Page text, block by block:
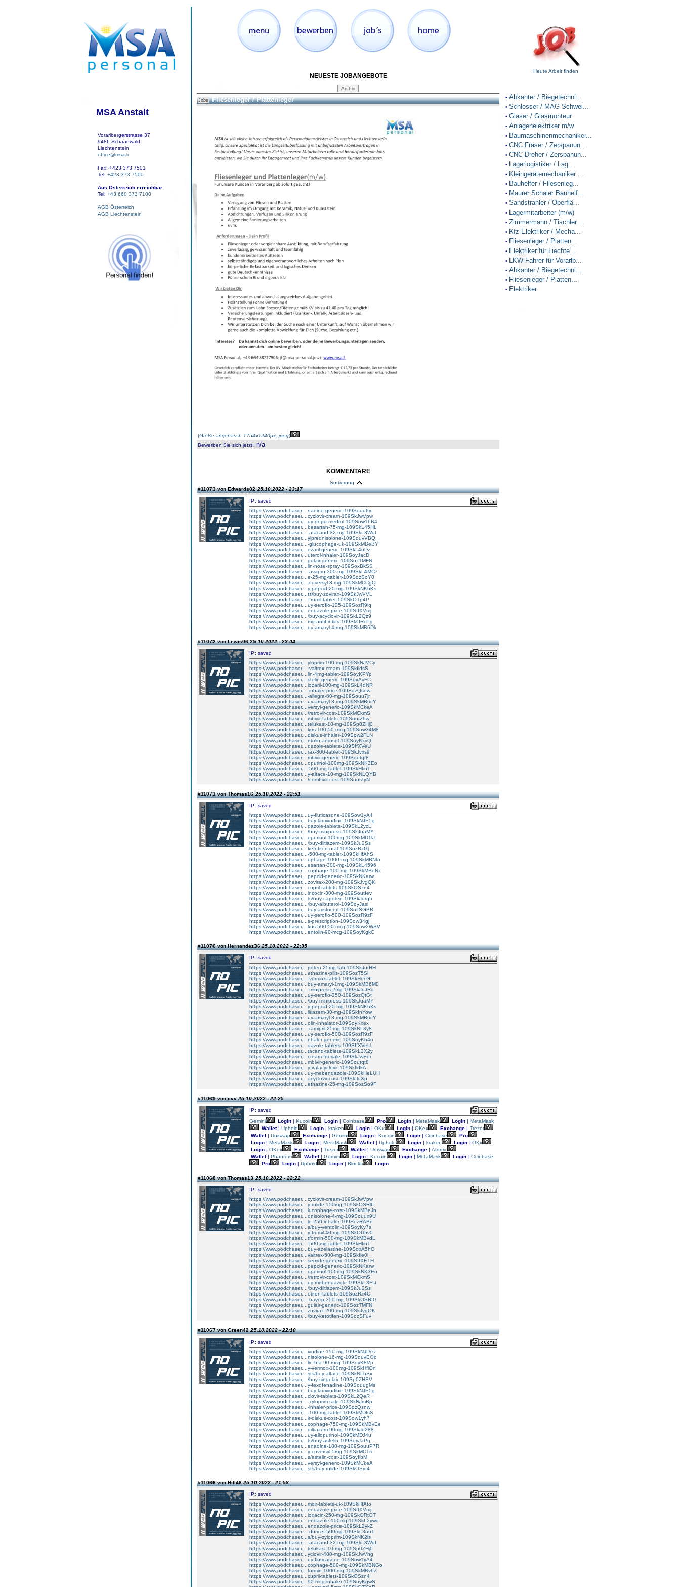
MSA Anstalt
Vorarlbergerstrasse 37
9486 Schaanwald
Liechtenstein
office@msa.li
Fax: +423 373 7501
Tel: +423 373 7500
Aus Österreich erreichbar
Tel: +43 660 373 7100
AGB Österreich
AGB Liechtenstein
NEUESTE JOBANGEBOTE
Jobs Fliesenleger / Plattenleger
(Größe angepasst: 1754x1240px, jpeg)
Bewerben Sie sich jetzt: n/a
KOMMENTARE
Sortierung:
#11073 von Edwards0225.10.2022 - 23:17
IP: saved
https://www.podchaser....nadine-generic-109Souufty
https://www.podchaser....cyclovir-cream-109SkJwVpw
https://www.podchaser....uy-depo-medrol-109Sow1hB4
https://www.podchaser....besartan-75-mg-109SkL45HL
https://www.podchaser....-atacand-32-mg-109SkL3Wqf
https://www.podchaser....ylprednisolone-109SouvVBQ
https://www.podchaser....-glucophage-uk-109SkMBeBY
https://www.podchaser....ozaril-generic-109SkL4uDz
https://www.podchaser....uterol-inhaler-109SoyJacD
https://www.podchaser....gulair-generic-109SozTMFN
https://www.podchaser....lin-nose-spray-109SoxBkSS
https://www.podchaser....-avapro-300-mg-109SkL4MC7
https://www.podchaser....e-25-mg-tablet-109SozSoY0
https://www.podchaser....-coversyl-8-mg-109SkMCCgQ
https://www.podchaser....y-pepcid-20-mg-109SkNKbKs
https://www.podchaser....ts/buy-zovirax-109SkJwVVL
https://www.podchaser....-frumil-tablet-109SkOTp4P
https://www.podchaser....uy-seroflo-125-109SozR9iq
https://www.podchaser....endazole-price-109SffXVmj
https://www.podchaser..../buy-acyclovir-109SkL2Qz9
https://www.podchaser....mg-antibiotics-109SkORcPg
https://www.podchaser....uy-amaryl-4-mg-109SkMB6Dk
#11072 von Lewis0625.10.2022 - 23:04
IP: saved
https://www.podchaser....yloprim-100-mg-109SkNJVCy
https://www.podchaser....-valtrex-cream-109SkIldsS
https://www.podchaser....lin-4mg-tablet-109SoyKPYp
https://www.podchaser....stelin-generic-109SoxAvFC
https://www.podchaser....lozaril-100-mg-109SkL4dNR
https://www.podchaser....-inhaler-price-109SozQsnw
https://www.podchaser....-allegra-60-mg-109Souu7jr
https://www.podchaser....uy-amaryl-3-mg-109SkMB6cY
https://www.podchaser....versyl-generic-109SkMCkeA
https://www.podchaser..../retrovir-cost-109SkMCkmS
https://www.podchaser....mbivir-tablets-109SoutZhw
https://www.podchaser....telukast-10-mg-109Sp0ZHj0
https://www.podchaser....kus-100-50-mcg-109Sow34M8
https://www.podchaser....diskus-inhaler-109Sow2FLN
https://www.podchaser....ntolin-aerosol-109SoyKxvQ
https://www.podchaser....dazole-tablets-109SffXVeU
https://www.podchaser....rax-800-tablet-109SkJvxs9
https://www.podchaser....mbivir-generic-109Soutqt8
https://www.podchaser....opurinol-100mg-109SkNK3Eo
https://www.podchaser....-500-mg-tablet-109SkHfinT
https://www.podchaser....y-altace-10-mg-109SkNLQYB
https://www.podchaser..../combivir-cost-109SoutZyN
#11071 von Thomas1625.10.2022 - 22:51
IP: saved
https://www.podchaser....uy-fluticasone-109Sow1yA4
https://www.podchaser....buy-lamivudine-109SkNJE5g
https://www.podchaser....dazole-tablets-109SkL2ycL
https://www.podchaser..../buy-minipress-109SkJuaMY
https://www.podchaser....opurinol-100mg-109SkMD1lJ
https://www.podchaser..../buy-diltiazem-109SkJu2Ss
https://www.podchaser....ketotifen-oral-109SozRzGj
https://www.podchaser....-500-mg-tablet-109SkHfAhS
https://www.podchaser....ophage-1000-mg-109SkMBNfa
https://www.podchaser....esartan-300-mg-109SkL4596
https://www.podchaser....cophage-100-mg-109SkMBeNz
https://www.podchaser....pepcid-generic-109SkNKarw
https://www.podchaser....zovirax-200-mg-109SkJvgQK
https://www.podchaser....cupril-tablets-109SkOSzn4
https://www.podchaser....incocin-300-mg-109SoutIev
https://www.podchaser....ts/buy-capoten-109SkJurg5
https://www.podchaser..../buy-albuterol-109SoyJasi
https://www.podchaser....buy-aristocort-109SozSGBR
https://www.podchaser....uy-seroflo-500-109SozR9zF
https://www.podchaser....s-prescription-109Sow34gj
https://www.podchaser....kus-500-50-mcg-109Sow2WSV
https://www.podchaser....entolin-90-mcg-109SoyKgkC
#11070 von Hernandez3625.10.2022 - 22:35
IP: saved
https://www.podchaser....poten-25mg-tab-109SkJurHH
https://www.podchaser....ethazine-pills-109SozT5Si
https://www.podchaser....-vermox-tablet-109SkHecGf
https://www.podchaser....buy-amaryl-1mg-109SkMB6M0
https://www.podchaser....-minipress-2mg-109SkJuJRo
https://www.podchaser....uy-seroflo-250-109SozQtGt
https://www.podchaser..../buy-minipress-109SkJuaMY
https://www.podchaser....y-pepcid-20-mg-109SkNKbKs
https://www.podchaser....iltiazem-30-mg-109SkInYow
https://www.podchaser....uy-amaryl-3-mg-109SkMB6cY
https://www.podchaser....olin-inhalator-109SoyKxex
https://www.podchaser....-ramipril-25mg-109SkNL8y8
https://www.podchaser....uy-seroflo-500-109SozR9zF
https://www.podchaser....nhaler-generic-109SoyKh4o
https://www.podchaser....dazole-tablets-109SffXVeU
https://www.podchaser....tacand-tablets-109SkL3X2y
https://www.podchaser....cream-for-sale-109SkJwEei
https://www.podchaser....mbivir-generic-109Soutqt8
https://www.podchaser....y-valacyclovir-109SkIldkA
https://www.podchaser....uy-mebendazole-109SkHeLUH
https://www.podchaser....acyclovir-cost-109SkIldXp
https://www.podchaser....ethazine-25-mg-109SozSo9F
#11069 von cvv25.10.2022 - 22:25
IP: saved
Gemini
Login | Kucoin Login | Coinbase Pro Login | MetaMask Login | MetaMask
Wallet| Uphold Login | kraken Login | OKx Login | OKex Exchange | Trezor
Wallet| Uniswap Exchange | Gemini Login | Kucoin Login | Coinbase
Pro
Login | MetaMask Login | MetaMask Wallet| Uphold Login | kraken Login | OKx
Login | OKex Exchange | Trezor Wallet| Uniswap Exchange | Atomic
Wallet| Phantom Wallet| Gemini Login | Kucoin Login | MetaMask Login | Coinbase
Pro
Login | Uphold Login | Blockfi Login
#11068 von Thomas1325.10.2022 - 22:22
IP: saved
https://www.podchaser....cyclovir-cream-109SkJwVpw
https://www.podchaser....y-rulide-150mg-109SkOSRl6
https://www.podchaser....lucophage-cost-109SkMBeJn
https://www.podchaser....dnisolone-4-mg-109Souux9U
https://www.podchaser....lo-250-inhaler-109SozRABd
https://www.podchaser....s/buy-ventolin-109SoyKy7s
https://www.podchaser....y-frumil-40-mg-109SkOU5v0
https://www.podchaser....tformin-500-mg-109SkMBvdL
https://www.podchaser....-500-mg-tablet-109SkHfinT
https://www.podchaser....buy-azelastine-109SoxA5hO
https://www.podchaser....valtrex-500-mg-109SkIle0l
https://www.podchaser....semide-generic-109SffXETH
https://www.podchaser....pepcid-generic-109SkNKarw
https://www.podchaser....opurinol-100mg-109SkNK3Eo
https://www.podchaser..../retrovir-cost-109SkMCkmS
https://www.podchaser....uy-mebendazole-109SkL3FfJ
https://www.podchaser..../buy-diltiazem-109SkJu2Ss
https://www.podchaser....otifen-tablets-109SozRz4C
https://www.podchaser....-baycip-250-mg-109SkOSRIG
https://www.podchaser....gulair-generic-109SozTMFN
https://www.podchaser....zovirax-200-mg-109SkJvgQK
https://www.podchaser..../buy-ketotifen-109SozSFuv
#11067 von Green4225.10.2022 - 22:10
IP: saved
https://www.podchaser....ivudine-150-mg-109SkNJDcs
https://www.podchaser....nisolone-16-mg-109SouvEOo
https://www.podchaser....lin-hfa-90-mcg-109SoyK8Vp
https://www.podchaser....y-vermox-100mg-109SkHfiOn
https://www.podchaser....sts/buy-altace-109SkNLhSx
https://www.podchaser..../buy-singulair-109Sp0ZHSV
https://www.podchaser....y-fexofenadine-109SouugMs
https://www.podchaser....buy-lamivudine-109SkNJE5g
https://www.podchaser....clovir-tablets-109SkL2QeR
https://www.podchaser....-zyloprim-sale-109SkNJmBp
https://www.podchaser....-inhaler-price-109SozQsnw
https://www.podchaser....-100-mg-tablet-109SkMDIsS
https://www.podchaser....ir-diskus-cost-109Sow1yh7
https://www.podchaser....cophage-750-mg-109SkMBvEe
https://www.podchaser....diltiazem-90mg-109SkJu288
https://www.podchaser....uy-allopurinol-109SkMDJ4u
https://www.podchaser....ts/buy-astelin-109SoyJaPg
https://www.podchaser....enadine-180-mg-109SouuP7R
https://www.podchaser....y-coversyl-5mg-109SkMCTrc
https://www.podchaser....s/astelin-cost-109SoyIlbM
https://www.podchaser....versyl-generic-109SkMCkeA
https://www.podchaser....sts/buy-rulide-109SkOSio4
#11066 von Hill4825.10.2022 - 21:58
IP: saved
https://www.podchaser....mox-tablets-uk-109SkHfAto
https://www.podchaser....endazole-price-109SffXVmj
https://www.podchaser....loxacin-250-mg-109SkORtOT
https://www.podchaser....endazole-100mg-109SkL2ywq
https://www.podchaser....endazole-price-109SkL2ykZ
https://www.podchaser....-duricef-500mg-109SkL3o61
https://www.podchaser....s/buy-zyloprim-109SkNK2ls
https://www.podchaser....-atacand-32-mg-109SkL3Wqf
https://www.podchaser....telukast-10-mg-109Sp0ZHj0
https://www.podchaser....yclovir-400-mg-109SkJwVhg
https://www.podchaser....uy-fluticasone-109Sow1yA4
https://www.podchaser....cophage-500-mg-109SkMBNGo
https://www.podchaser....formin-1000-mg-109SkMBvhZ
https://www.podchaser....cupril-tablets-109SkOSzn4
https://www.podchaser....90-mcg-inhaler-109SoyKgwS
Heute Arbeit finden
• Abkanter / Biegetechni...
• Schlosser / MAG Schwei...
• Glaser / Glasmonteur
• Anlagenelektriker m/w
• Baumaschinenmechaniker...
• CNC Fräser / Zerspanun...
• CNC Dreher / Zerspanun...
• Lagerlogistiker / Lag...
• Kleingerätemechaniker ...
• Bauhelfer / Fliesenleg...
• Maurer Schaler Bauhelf...
• Sandstrahler / Oberflä...
• Lagermitarbeiter (m/w)
• Zimmermann / Tischler ...
• Kfz-Elektriker / Mecha...
• Fliesenleger / Platten...
• Elektriker für Liechte...
• LKW Fahrer für Vorarlb...
• Abkanter / Biegetechni...
• Fliesenleger / Platten...
• Elektriker